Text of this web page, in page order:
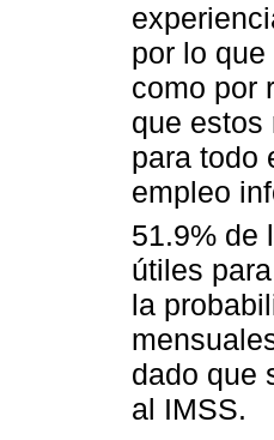
por lo
como por
que estos
para todo
empleo
51.9% de
útiles
la
dado que
al IMSS.